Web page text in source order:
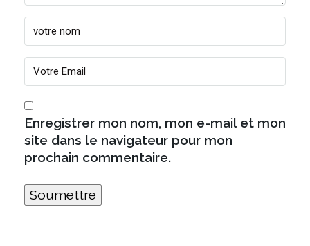
Enregistrer mon nom, mon e-mail et mon
site dans le navigateur pour mon
prochain commentaire.